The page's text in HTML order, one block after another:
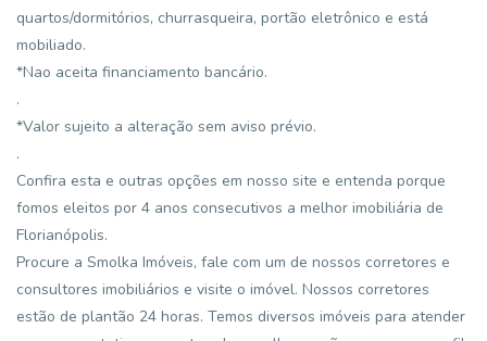
quartos/dormitórios, churrasqueira, portão eletrônico e está
mobiliado.
*Nao aceita financiamento bancário.
.
*Valor sujeito a alteração sem aviso prévio.
.
Confira esta e outras opções em nosso site e entenda porque
fomos eleitos por 4 anos consecutivos a melhor imobiliária de
Florianópolis.
Procure a Smolka Imóveis, fale com um de nossos corretores e
consultores imobiliários e visite o imóvel. Nossos corretores
estão de plantão 24 horas. Temos diversos imóveis para atender